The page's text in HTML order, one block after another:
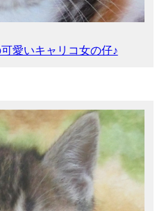
愛いキャリコ女の仔♪